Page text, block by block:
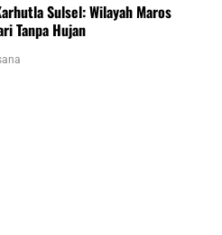
Sulsel: Wilayah Maros
Tanpa Hujan